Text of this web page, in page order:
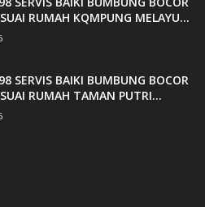
RUMAH KQMPUNG MELAYU...
SERVIS BAIKI BUMBUNG BOCOR
RUMAH TAMAN PUTRI...